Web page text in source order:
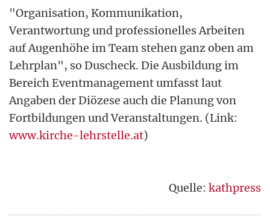
"Organisation, Kommunikation,
Verantwortung und professionelles Arbeiten
auf Augenhöhe im Team stehen ganz oben am
Lehrplan", so Duscheck. Die Ausbildung im
Bereich Eventmanagement umfasst laut
Angaben der Diözese auch die Planung von
Fortbildungen und Veranstaltungen. (Link:
www.kirche-lehrstelle.at)
Quelle: kathpress